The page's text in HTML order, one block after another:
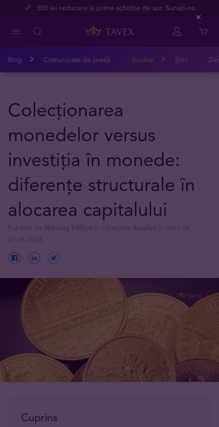
500 lei reducere la prima achiziție de aur. Sunați-ne.
Blog Comunicate de presă Analize Știri
Colecționarea
monedelor versus
investiția în monede:
diferențe structurale în
alocarea capitalului
Cuprins
Close